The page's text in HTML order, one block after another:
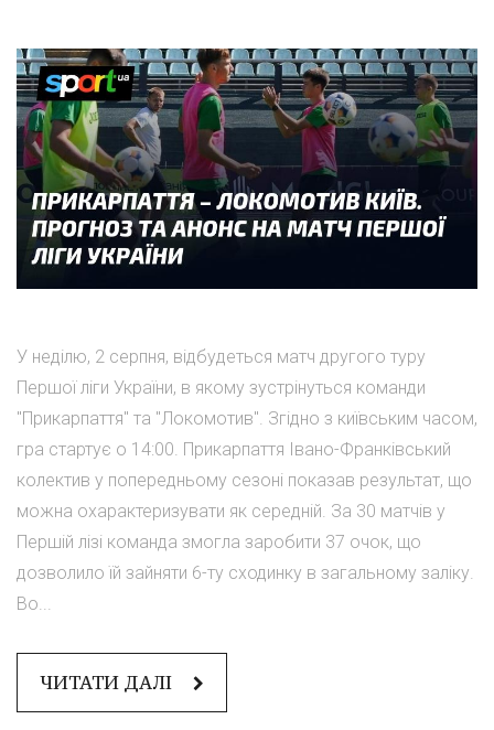
У неділю, 2 серпня, відбудеться матч другого туру
Першої ліги України, в якому зустрінуться команди
"Прикарпаття" та "Локомотив". Згідно з київським часом,
гра стартує о 14:00. Прикарпаття Івано-Франківський
колектив у попередньому сезоні показав результат, що
можна охарактеризувати як середній. За 30 матчів у
Першій лізі команда змогла заробити 37 очок, що
дозволило їй зайняти 6-ту сходинку в загальному заліку.
Во...
ЧИТАТИ ДАЛІ